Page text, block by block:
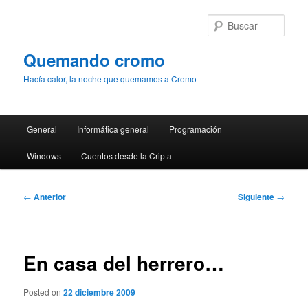
Quemando cromo
Hacía calor, la noche que quemamos a Cromo
principal
General Informática general Programación
Windows Cuentos desde la Cripta
Navegación
← Anterior Siguiente →
En casa del herrero…
Posted on22 diciembre 2009